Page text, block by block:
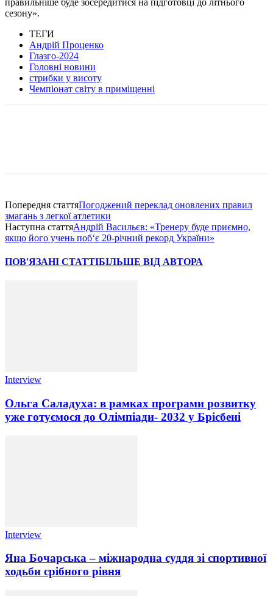
сезону».
ТЕГИ
Андрій Проценко
Глазго-2024
Головні новини
стрибки у висоту
Чемпіонат світу в приміщенні
Попередня статтяПогоджений переклад оновлених правил
змагань з легкої атлетики
Наступна статтяАндрій Васильєв: «Тренеру буде приємно,
якщо його учень поб‘є 20-річний рекорд України»
ПОВ'ЯЗАНІ СТАТТІБІЛЬШЕ ВІД АВТОРА
Interview
Ольга Саладуха: в рамках програми розвитку
уже готуємося до Олімпіади- 2032 у Брісбені
Interview
Яна Бочарська – міжнародна суддя зі спортивної
ходьби срібного рівня